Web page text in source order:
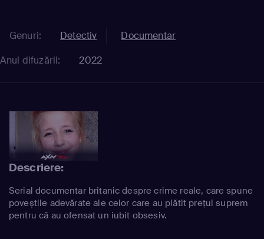
Genuri: Detectiv
Documentar
Anul difuzării:
2022
Descriere:
Serial documentar britanic despre crime reale, care spune
poveștile adevărate ale celor care au plătit prețul suprem
pentru că au ofensat un iubit obsesiv.